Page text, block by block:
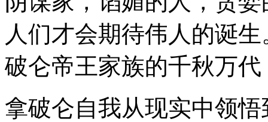
人们才会期待伟人的诞
破仑帝王家族的千秋万
拿破仑自我从现实中领